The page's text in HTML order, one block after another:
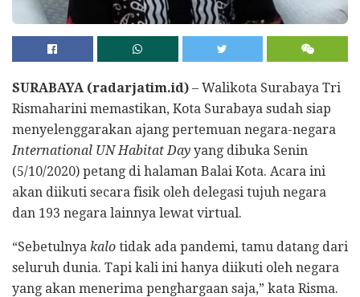
SURABAYA (radarjatim.id) – Walikota Surabaya Tri
Rismaharini memastikan, Kota Surabaya sudah siap
menyelenggarakan ajang pertemuan negara-negara
International UN Habitat Day yang dibuka Senin
(5/10/2020) petang di halaman Balai Kota. Acara ini
akan diikuti secara fisik oleh delegasi tujuh negara
dan 193 negara lainnya lewat virtual.
“Sebetulnya kalo tidak ada pandemi, tamu datang dari
seluruh dunia. Tapi kali ini hanya diikuti oleh negara
yang akan menerima penghargaan saja,” kata Risma.